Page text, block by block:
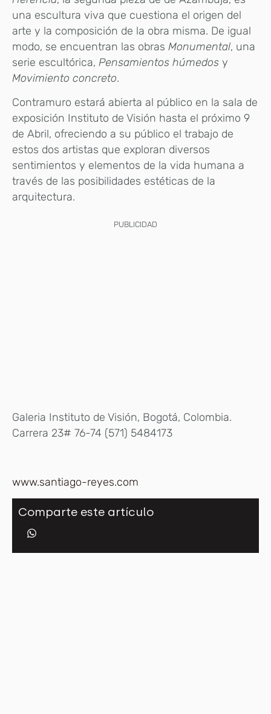
una escultura viva que cuestiona el origen del
arte y la composición de la obra misma. De igual
modo, se encuentran las obras Monumental, una
serie escultórica, Pensamientos húmedos y
Movimiento concreto.
Contramuro estará abierta al público en la sala de
exposición Instituto de Visión hasta el próximo 9
de Abril, ofreciendo a su público el trabajo de
estos dos artistas que exploran diversos
sentimientos y elementos de la vida humana a
través de las posibilidades estéticas de la
arquitectura.
PUBLICIDAD
Galeria Instituto de Visión, Bogotá, Colombia.
Carrera 23# 76-74 (571) 5484173
www.santiago-reyes.com
Comparte este artículo